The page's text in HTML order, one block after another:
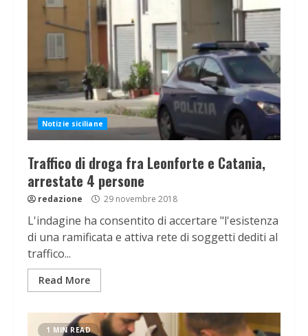
Notizie siciliane
Traffico di droga fra Leonforte e Catania,
arrestate 4 persone
redazione 29 novembre 2018
L'indagine ha consentito di accertare "l'esistenza
di una ramificata e attiva rete di soggetti dediti al
traffico...
Read More
1 MIN READ